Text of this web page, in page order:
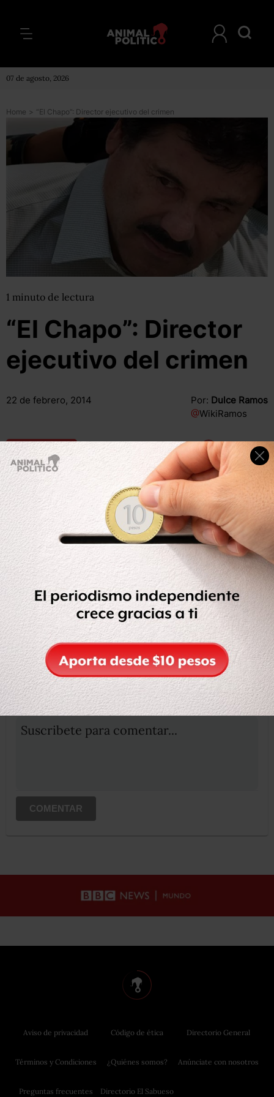
07 de agosto, 2026
Home > “El Chapo”: Director ejecutivo del crimen
1 minuto de lectura
“El Chapo”: Director
ejecutivo del crimen
22 de febrero, 2014 Por: Dulce Ramos
@WikiRamos
Compartir Leer después
El canal estadounidense de noticias Fusion presenta este
reportaje sobre Joaquín Guzmán Loera por su detención.
Compartir Leer después
OCULTAR COMENTARIOS
Iniciar sesión Registrate
Suscribete para comentar...
COMENTAR
Aviso de privacidad
Términos y Condiciones
Preguntas frecuentes
Código de ética
¿Quiénes somos?
Directorio El Sabueso
Directorio General
Anúnciate con nosotros